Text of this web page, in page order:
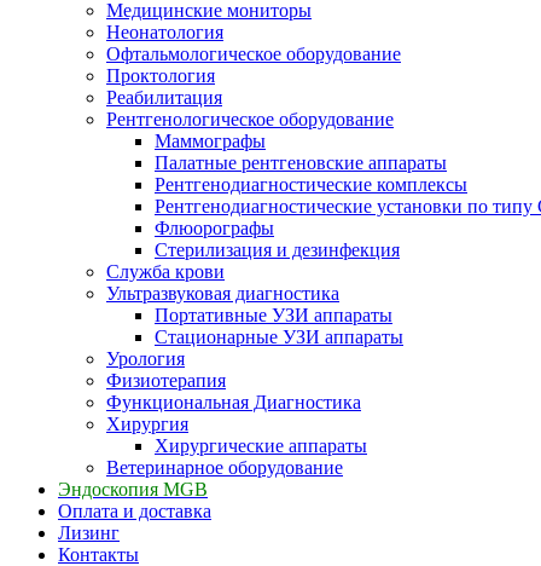
Медицинские мониторы
Неонатология
Офтальмологическое оборудование
Проктология
Реабилитация
Рентгенологическое оборудование
Маммографы
Палатные рентгеновские аппараты
Рентгенодиагностические комплексы
Рентгенодиагностические установки по типу
Флюорографы
Стерилизация и дезинфекция
Служба крови
Ультразвуковая диагностика
Портативные УЗИ аппараты
Стационарные УЗИ аппараты
Урология
Физиотерапия
Функциональная Диагностика
Хирургия
Хирургические аппараты
Ветеринарное оборудование
Эндоскопия MGB
Оплата и доставка
Лизинг
Контакты